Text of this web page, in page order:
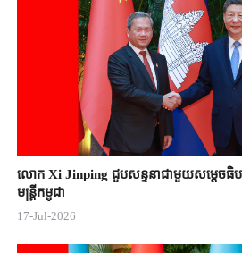
លោក Xi Jinping ជួបសន្ទនាជាមួយសម្តេចធិ
មន្ត្រីកម្ពុជា
17-Jul-2026